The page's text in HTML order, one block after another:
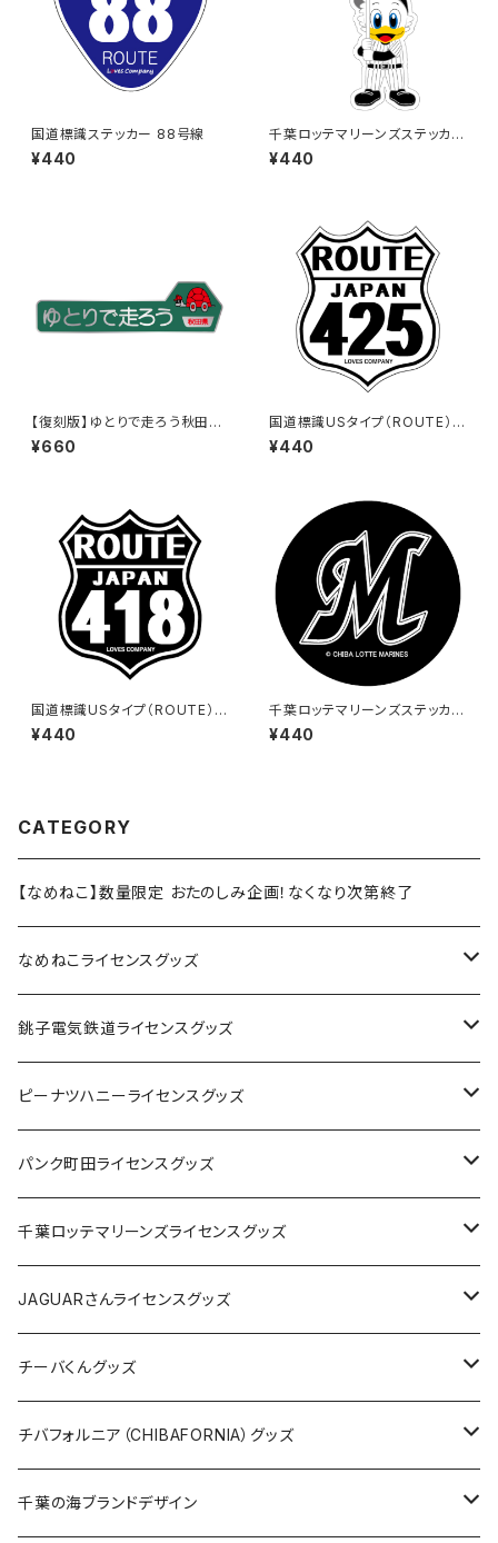
国道標識ステッカー 88号線
¥440
千葉ロッテマリーンズステッカー
12
¥440
【復刻版】ゆとりで走ろう秋田県
（緑）：ステッカー（大）
¥660
国道標識USタイプ（ROUTE）ス
テッカー 425号線（ホワイト）
¥440
国道標識USタイプ（ROUTE）ス
テッカー 418号線（ブラック）
¥440
千葉ロッテマリーンズステッカー
6
¥440
CATEGORY
【なめねこ】数量限定 おたのしみ企画！なくなり次第終了
なめねこライセンスグッズ
Tシャツ
キャップ
ステッカー
缶バッジ
ホテルキーホルダー
銚子電気鉄道ライセンスグッズ
ステッカー
缶バッジ
アクリルキーホルダー
ホテルキーホルダー
クリアファイル
Tシャツ
キャップ
ピーナツハニーライセンスグッズ
Tシャツ
キャップ
バッグ
ステッカー
缶バッジ
キーホルダー
パンク町田ライセンスグッズ
Tシャツ
キャップ
バッグ
ステッカー
缶バッジ
千葉ロッテマリーンズライセンスグッズ
ステッカー
ステッカー
ステッカー大
缶バッジ
缶バッジ32mm
缶バッジ54mm
エコバッグ
JAGUARさんコラボグッズ
JAGUARさんライセンスグッズ
Tシャツ
ステッカー
缶バッジ
チーバくんグッズ
Tシャツ
キャップ
チバフォルニア（CHIBAFORNIA）グッズ
Tシャツ
千葉の海ブランドデザイン